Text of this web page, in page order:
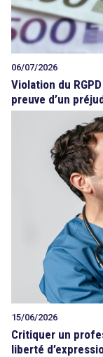
06/07/2026
Violation du
preuve d’un
15/06/2026
Critiquer un
liberté